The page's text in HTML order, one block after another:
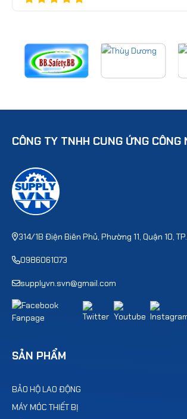
CÔNG TY TNHH CUNG ỨNG CÔNG
314/1B Điện Biên Phủ, Phường 11, Quận 10,
0986061073
supplyvn.svn@gmail.com
SẢN PHẨM
BẢO HỘ LAO ĐỘNG
MÁY MÓC THIẾT BỊ